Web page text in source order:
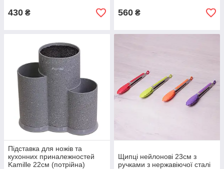
430 ₴ 560 ₴
Підставка для ножів та
кухонних приналежностей
Kamille 22см (потрійна)
Щипці нейлонові 23см з
ручками з нержавіючої сталі